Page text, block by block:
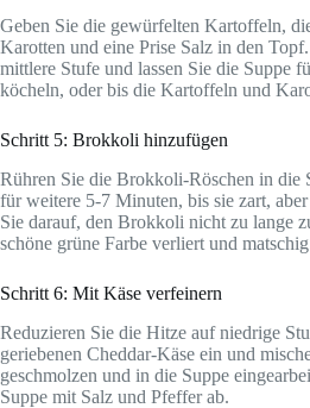
Geben Sie die gewürfelten Kartoffeln,
Karotten und eine Prise Salz in den
mittlere Stufe und lassen Sie die Suppe
köcheln, oder bis die Kartoffeln und
Schritt 5: Brokkoli hinzufügen
Rühren Sie die Brokkoli-Röschen in die
für weitere 5-7 Minuten, bis sie zart,
Sie darauf, den Brokkoli nicht zu lange
schöne grüne Farbe verliert und
Schritt 6: Mit Käse verfeinern
Reduzieren Sie die Hitze auf niedrige
geriebenen Cheddar-Käse ein und
geschmolzen und in die Suppe
Suppe mit Salz und Pfeffer ab.